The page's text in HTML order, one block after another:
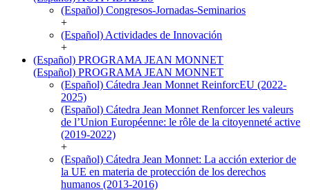
(Español) Congresos-Jornadas-Seminarios
+
(Español) Actividades de Innovación
+
(Español) PROGRAMA JEAN MONNET
(Español) PROGRAMA JEAN MONNET
(Español) Cátedra Jean Monnet ReinforcEU (2022-
2025)
(Español) Cátedra Jean Monnet Renforcer les valeurs
de l’Union Européenne: le rôle de la citoyenneté active
(2019-2022)
+
(Español) Cátedra Jean Monnet: La acción exterior de
la UE en materia de protección de los derechos
humanos (2013-2016)